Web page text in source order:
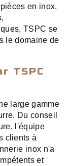
en inox.
TSPC se
le domaine de
TSPC
large gamme
Du conseil
l'équipe
clients à
inox n'a
et